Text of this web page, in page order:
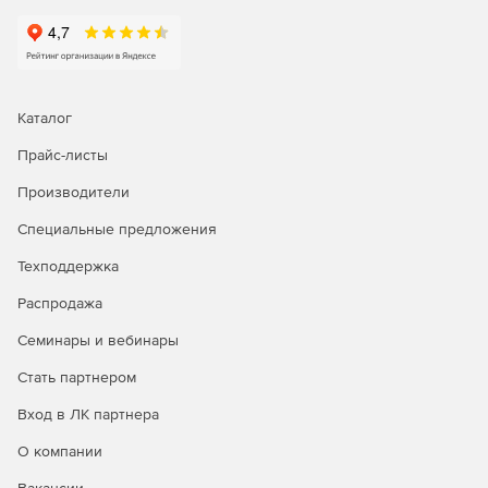
Аудит управления действиями пользователей в сети.
пользователей; определять ответственность за
учетных записях в домене; просматривать отчеты о
и экспортировать данные в желаемый формат.
Мгновенные оповещения об изменениях в Active
Directory по электронной почте. Идентификация
мгновенного оповещения административной службы
актуальности и важности позволяют избежать
нежелательных событий.
Аудит всех элементов среды Microsoft Server.
среде Microsoft Server обеспечивает безопасность и
защищенность корпоративной среды в целом.
Каталог
Прайс-листы
Производители
Специальные предложения
Техподдержка
Распродажа
Семинары и вебинары
Стать партнером
Вход в ЛК партнера
О компании